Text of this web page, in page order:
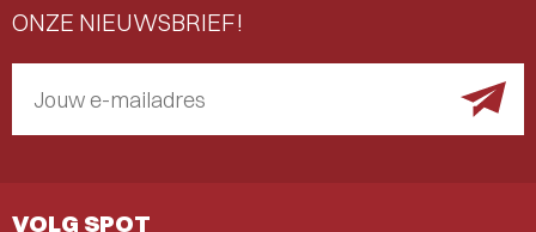
ONZE NIEUWSBRIEF!
Jouw e-mailadres
VOLG SPOT